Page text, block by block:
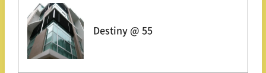
Destiny @ 55